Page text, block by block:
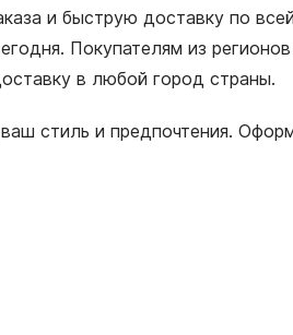
и быструю доставку по
Покупателям из
в любой город страны.
стиль и предпочтения.